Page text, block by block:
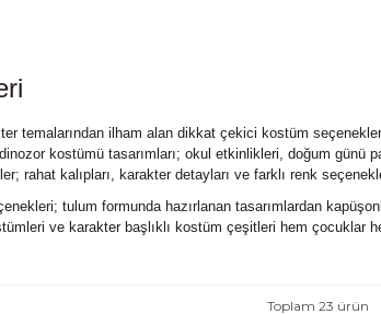
temalarından ilham alan dikkat çekici kostüm
kostümü tasarımları; okul etkinlikleri, doğum günü
rahat kalıpları, karakter detayları ve farklı renk
tulum formunda hazırlanan tasarımlardan
ve karakter başlıklı kostüm çeşitleri hem çocuklar
Toplam 23 ürün